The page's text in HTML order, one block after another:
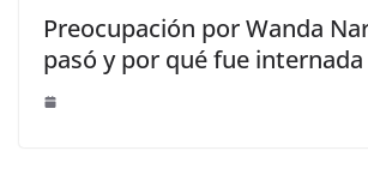
Preocupación por Wanda
pasó y por qué fue internada